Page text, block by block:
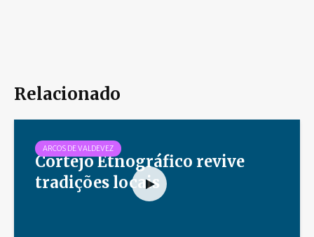
Relacionado
ARCOS DE VALDEVEZ
Cortejo Etnográfico revive
tradições locais